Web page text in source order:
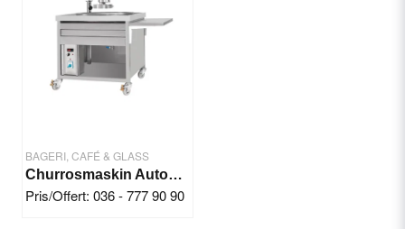
BAGERI, CAFÉ & GLASS
Churrosmaskin Automatisk (4 kg deg)
Pris/Offert: 036 - 777 90 90